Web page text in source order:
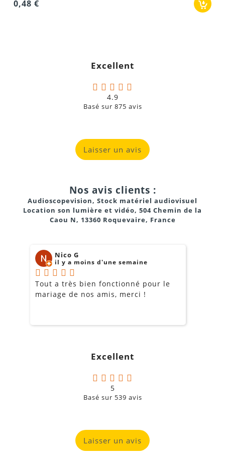
0,48 €
Excellent
4.9
Basé sur 875 avis
Laisser un avis
Nos avis clients :
Audioscopevision, Stock matériel audiovisuel
Location son lumière et vidéo, 504 Chemin de la
Caou N, 13360 Roquevaire, France
Nico G
il y a moins d'une semaine
Tout a très bien fonctionné pour le
mariage de nos amis, merci !
Excellent
5
Basé sur 539 avis
Laisser un avis